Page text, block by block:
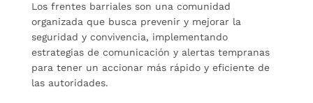
Los frentes barriales son una comunidad
organizada que busca prevenir y mejorar la
seguridad y convivencia, implementando
estrategias de comunicación y alertas tempranas
para tener un accionar más rápido y eficiente de
las autoridades.